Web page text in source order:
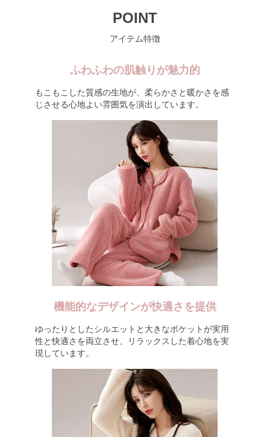
POINT
アイテム特徴
ふわふわの肌触りが魅力的
もこもこした質感の生地が、柔らかさと暖かさを感
じさせる心地よい雰囲気を演出しています。
機能的なデザインが快適さを提供
ゆったりとしたシルエットと大きなポケットが実用
性と快適さを両立させ、リラックスした着心地を実
現しています。